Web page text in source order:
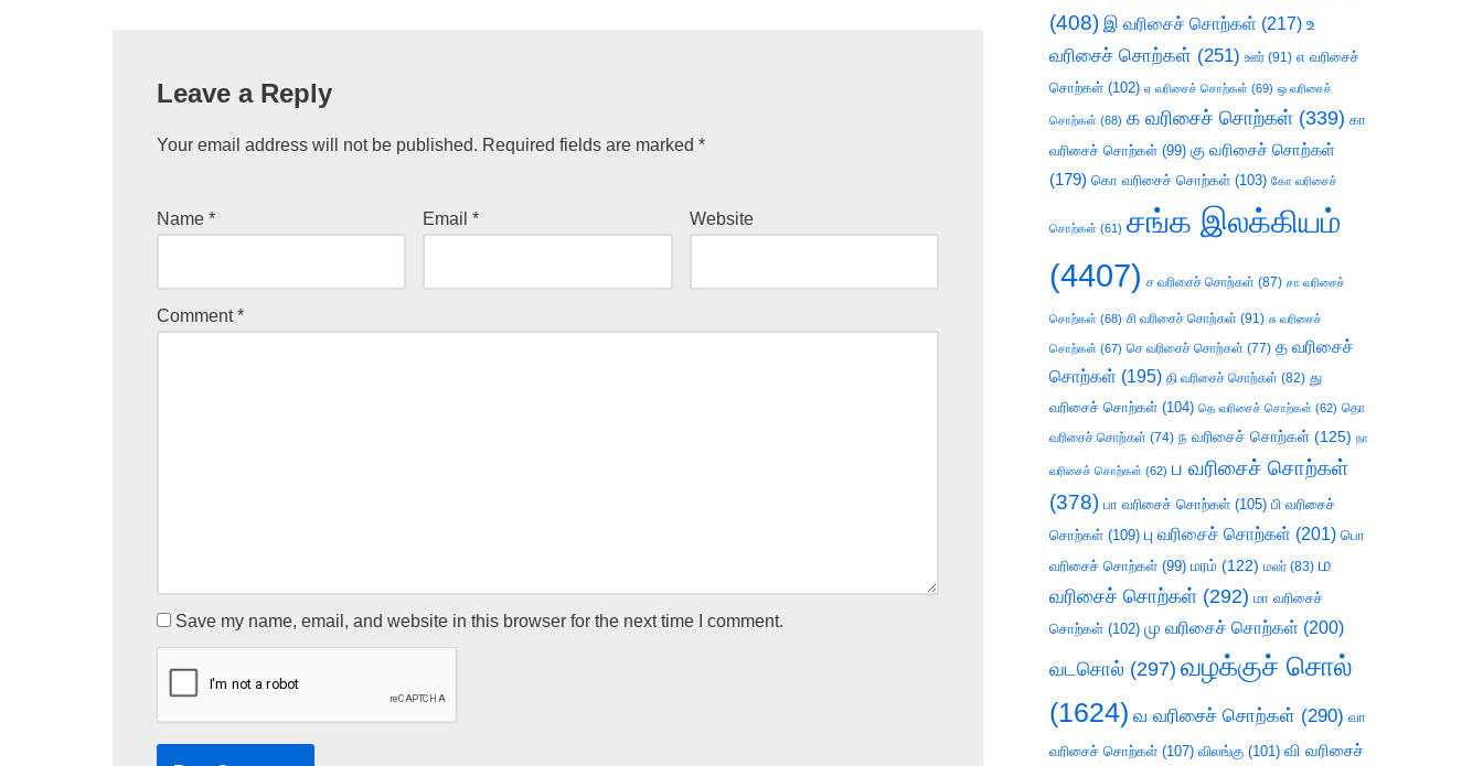
Leave a Reply
Your email address will not be published. Required fields are marked *
Name * Email* Website
Comment*
Save my name, email, and website in this browser for the next time I comment.
(408) இ வரிசைச் சொற்கள் (217) உ
வரிசைச் சொற்கள் (251) ஊர் (91) எ வரிசைச்
சொற்கள் (102) ஏ வரிசைச் சொற்கள் (69) ஒ வரிசைச்
சொற்கள் (68) க வரிசைச் சொற்கள் (339) கா
வரிசைச் சொற்கள் (99) கு வரிசைச் சொற்கள்
(179) கொ வரிசைச் சொற்கள் (103) கோ வரிசைச்
சொற்கள் (61) சங்க இலக்கியம்
(4407) ச வரிசைச் சொற்கள் (87) சா வரிசைச்
சொற்கள் (68) சி வரிசைச் சொற்கள் (91) சு வரிசைச்
சொற்கள் (67) செ வரிசைச் சொற்கள் (77) த வரிசைச்
சொற்கள் (195) தி வரிசைச் சொற்கள் (82) து
வரிசைச் சொற்கள் (104) தெ வரிசைச் சொற்கள் (62) தொ
வரிசைச் சொற்கள் (74) ந வரிசைச் சொற்கள் (125) நா
வரிசைச் சொற்கள் (62) ப வரிசைச் சொற்கள்
(378) பா வரிசைச் சொற்கள் (105) பி வரிசைச்
சொற்கள் (109) பு வரிசைச் சொற்கள் (201) பொ
வரிசைச் சொற்கள் (99) மரம் (122) மலர் (83) ம
வரிசைச் சொற்கள் (292) மா வரிசைச்
சொற்கள் (102) மு வரிசைச் சொற்கள் (200)
வடசொல் (297) வழக்குச் சொல்
(1624) வ வரிசைச் சொற்கள் (290) வா
வரிசைச் சொற்கள் (107) விலங்கு (101) வி வரிசைச்